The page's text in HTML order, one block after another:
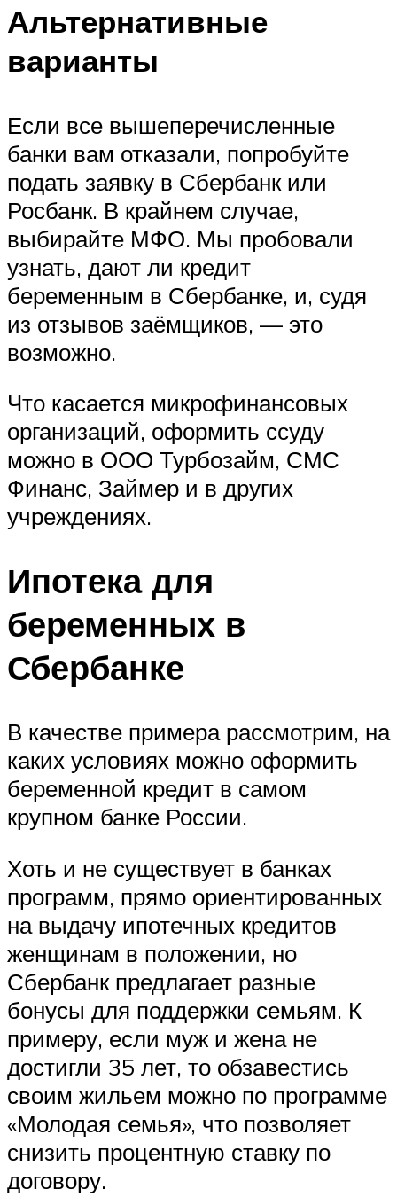
Альтернативные
варианты
Если все вышеперечисленные
банки вам отказали, попробуйте
подать заявку в Сбербанк или
Росбанк. В крайнем случае,
выбирайте МФО. Мы пробовали
узнать, дают ли кредит
беременным в Сбербанке, и, судя
из отзывов заёмщиков, — это
возможно.
Что касается микрофинансовых
организаций, оформить ссуду
можно в ООО Турбозайм, СМС
Финанс, Займер и в других
учреждениях.
Ипотека для
беременных в
Сбербанке
В качестве примера рассмотрим, на
каких условиях можно оформить
беременной кредит в самом
крупном банке России.
Хоть и не существует в банках
программ, прямо ориентированных
на выдачу ипотечных кредитов
женщинам в положении, но
Сбербанк предлагает разные
бонусы для поддержки семьям. К
примеру, если муж и жена не
достигли 35 лет, то обзавестись
своим жильем можно по программе
«Молодая семья», что позволяет
снизить процентную ставку по
договору.